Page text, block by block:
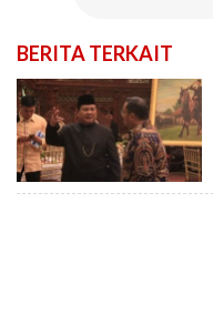
BERITA TERKAIT